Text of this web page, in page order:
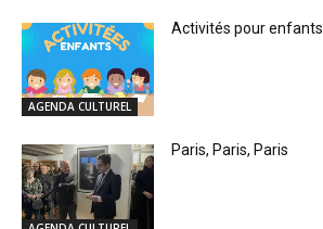
AGENDA CULTUREL
Activités pour enfants
Paris, Paris, Paris